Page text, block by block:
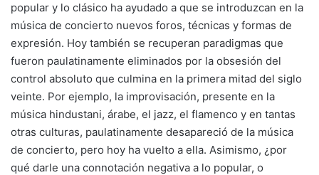
popular y lo clásico ha ayudado a que se introduzcan en la
música de concierto nuevos foros, técnicas y formas de
expresión. Hoy también se recuperan paradigmas que
fueron paulatinamente eliminados por la obsesión del
control absoluto que culmina en la primera mitad del siglo
veinte. Por ejemplo, la improvisación, presente en la
música hindustani, árabe, el jazz, el flamenco y en tantas
otras culturas, paulatinamente desapareció de la música
de concierto, pero hoy ha vuelto a ella. Asimismo, ¿por
qué darle una connotación negativa a lo popular, o